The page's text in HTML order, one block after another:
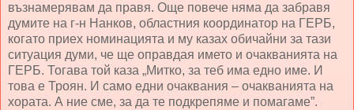
възнамерявам да правя. Още повече няма да забравя
думите на г-н Нанков, областния координатор на ГЕРБ,
когато приех номинацията и му казах обичайни за тази
ситуация думи, че ще оправдая името и очакванията на
ГЕРБ. Тогава той каза „Митко, за теб има едно име. И
това е Троян. И само едни очаквания – очакванията на
хората. А ние сме, за да те подкрепяме и помагаме”.